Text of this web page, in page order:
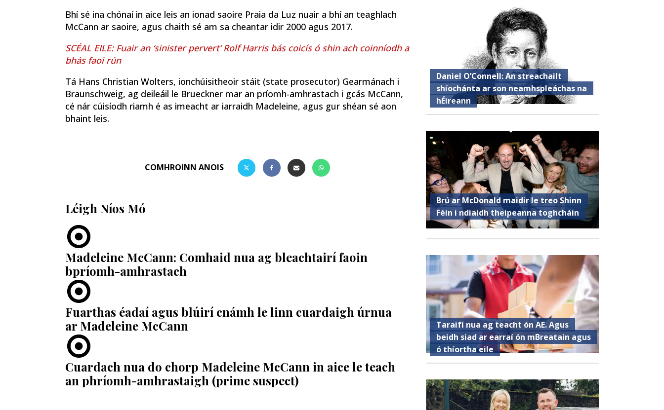
Bhí sé ina chónaí in aice leis an ionad saoire Praia da Luz nuair a bhí an teaghlach
McCann ar saoire, agus chaith sé am sa cheantar idir 2000 agus 2017.
SCÉAL EILE: Fuair an ‘sinister pervert’ Rolf Harris bás coicís ó shin ach coinníodh a
bhás faoi rún
Tá Hans Christian Wolters, ionchúisitheoir stáit (state prosecutor) Gearmánach i
Braunschweig, ag deileáil le Brueckner mar an príomh-amhrastach i gcás McCann,
cé nár cúisíodh riamh é as imeacht ar iarraidh Madeleine, agus gur shéan sé aon
bhaint leis.
COMHROINN ANOIS
Léigh Níos Mó
Madeleine McCann: Comhaid nua ag bleachtairí faoin
bpríomh-amhrastach
Fuarthas éadaí agus blúirí cnámh le linn cuardaigh úrnua
ar Madeleine McCann
Cuardach nua do chorp Madeleine McCann in aice le teach
an phríomh-amhrastaigh (prime suspect)
Daniel O’Connell: An streachailt
shíochánta ar son neamhspleáchas na
hÉireann
Brú ar McDonald maidir le treo Shinn
Féin i ndiaidh theipeanna toghcháin
Taraifí nua ag teacht ón AE. Agus
beidh siad ar earraí ón mBreatain agus
ó thíortha eile